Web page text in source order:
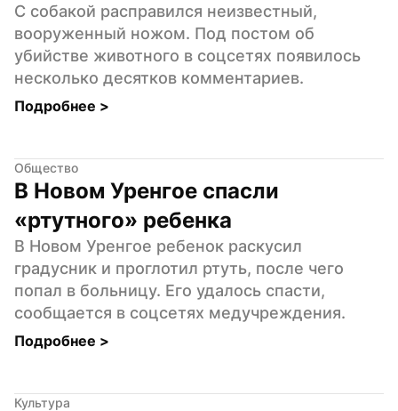
С собакой расправился неизвестный,
вооруженный ножом. Под постом об
убийстве животного в соцсетях появилось
несколько десятков комментариев.
Подробнее >
Общество
В Новом Уренгое спасли
«ртутного» ребенка
В Новом Уренгое ребенок раскусил
градусник и проглотил ртуть, после чего
попал в больницу. Его удалось спасти,
сообщается в соцсетях медучреждения.
Подробнее >
Культура